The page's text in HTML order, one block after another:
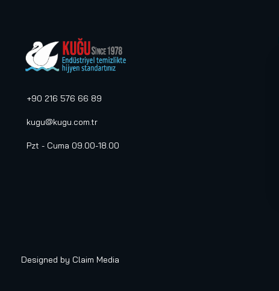
+90 216 576 66 89
kugu@kugu.com.tr
Pzt - Cuma 09.00-18.00
Designed by Claim Media